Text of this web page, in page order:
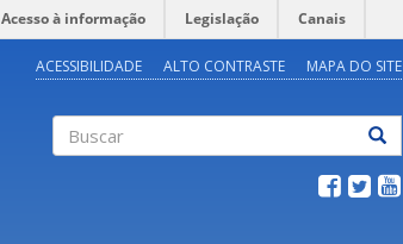
Acesso à informação Legislação Canais
ACESSIBILIDADE ALTO CONTRASTE MAPA DO SITE